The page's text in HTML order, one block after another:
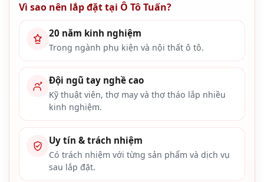
Vì sao nên lắp đặt tại Ô Tô Tuấn?
20 năm kinh nghiệm
Trong ngành phụ kiện và nội thất ô tô.
Đội ngũ tay nghề cao
Kỹ thuật viên, thợ may và thợ tháo lắp nhiều
kinh nghiệm.
Uy tín & trách nhiệm
Có trách nhiệm với từng sản phẩm và dịch vụ
sau lắp đặt.